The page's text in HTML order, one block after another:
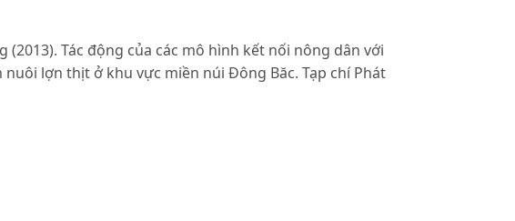
(2013). Tác động của các mô hình kết nối nông dân với
lợn thịt ở khu vực miền núi Đông Băc. Tạp chí Phát